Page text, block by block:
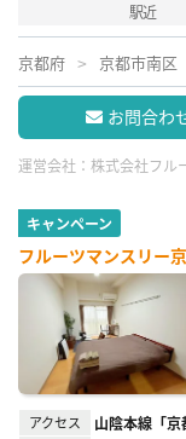
駅近
京都府 京都市南区
お問合わ
運営会社： 株式会社フル
キャンペーン
フルーツマンスリー
アクセス 山陰本線「